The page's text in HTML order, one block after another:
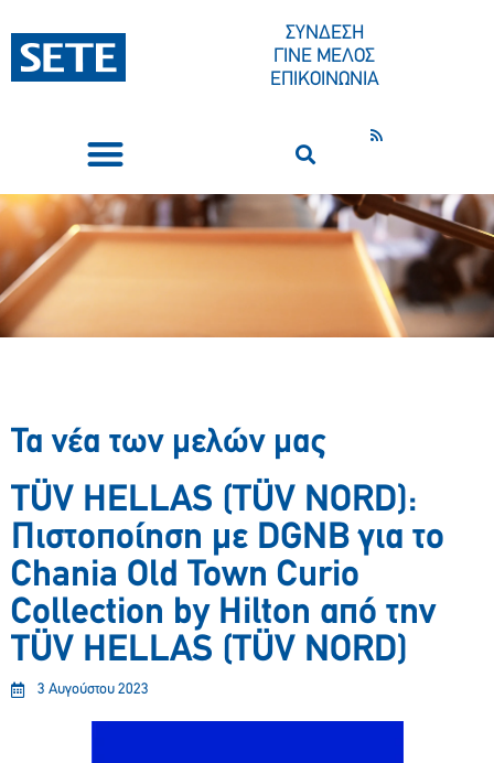
ΣΥΝΔΕΣΗ
ΓΙΝΕ ΜΕΛΟΣ
ΕΠΙΚΟΙΝΩΝΙΑ
Τα νέα των μελών μας
TÜV HELLAS (TÜV NORD):
Πιστοποίηση με DGNB για το
Chania Old Town Curio
Collection by Hilton από την
TÜV HELLAS (TÜV NORD)
3 Αυγούστου 2023